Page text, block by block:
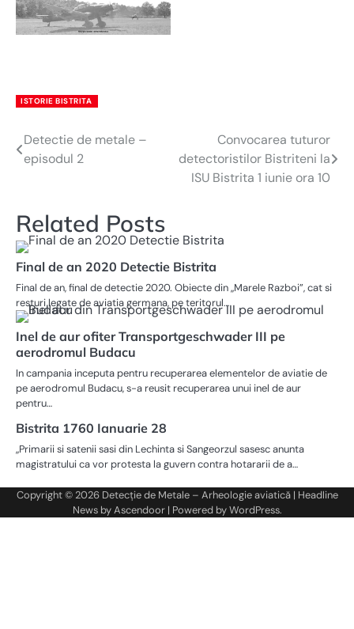
ISTORIE BISTRITA
Navigare
Detectie de metale –
episodul 2
Convocarea tuturor
detectoristilor Bistriteni la
ISU Bistrita 1 iunie ora 10
Related Posts
Final de an 2020 Detectie Bistrita
Final de an, final de detectie 2020. Obiecte din „Marele Razboi”, cat si
resturi legate de aviatia germana, pe teritorul…
Inel de aur ofiter Transportgeschwader III pe
aerodromul Budacu
In campania inceputa pentru recuperarea elementelor de aviatie de
pe aerodromul Budacu, s-a reusit recuperarea unui inel de aur
pentru…
Bistrita 1760 Ianuarie 28
„Primarii si satenii sasi din Lechinta si Sangeorzul sasesc anunta
magistratului ca vor protesta la guvern contra hotararii de a…
Copyright © 2026 Detecție de Metale – Arheologie aviatică| Headline
News byAscendoor| Powered byWordPress.